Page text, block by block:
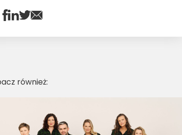
również: